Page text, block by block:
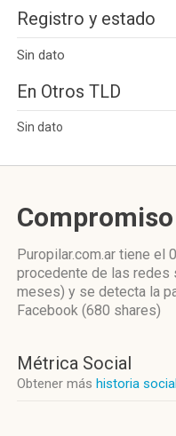
Registro y estado
Sin dato
En Otros TLD
Sin dato
Puropilar.com.ar tiene el
procedente de las redes
meses) y se detecta la
Facebook (680 shares)
Métrica Social
Obtener más historia